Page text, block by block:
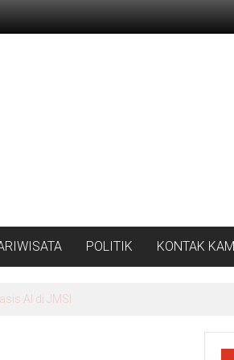
POLITIK KONTAK
AI di JMSI